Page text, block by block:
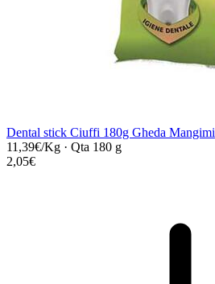
Dental stick Ciuffi 180g Gheda Mangimi
11,39€/Kg · Qta 180 g
2,05€